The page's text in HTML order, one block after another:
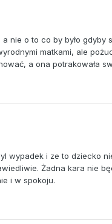
nie o to co by było gdyby
matkami, ale
a ona potrakowała
wypadek i ze to dziecko
Żadna kara nie
i w spokoju.